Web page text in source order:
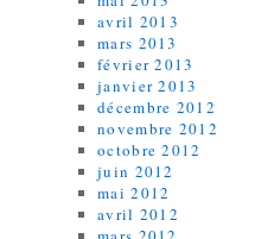
avril 2013
mars 2013
février 2013
janvier 2013
décembre 2012
novembre 2012
octobre 2012
juin 2012
mai 2012
avril 2012